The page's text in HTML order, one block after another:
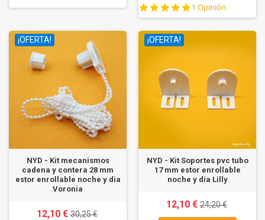
5.0
star
1 Opinión
¡OFERTA!
NYD - Kit mecanismos
cadena y contera 28 mm
estor enrollable noche y dia
Voronia
12,10 €30,25 €
¡OFERTA!
NYD - Kit Soportes pvc tubo
17 mm estor enrollable
noche y dia Lilly
12,10 €24,20 €